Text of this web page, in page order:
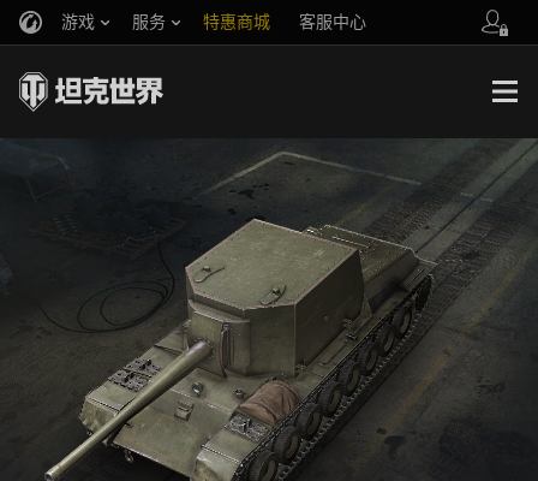
游戏 服务 特惠商城 客服中心
你好，吾久
万圣节
《以战止战》
官方自媒体